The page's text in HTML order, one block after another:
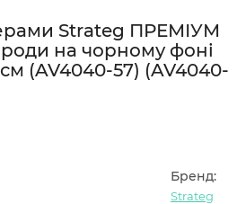
Strateg ПРЕМІУМ
на чорному фоні
(AV4040-57) (AV4040-
Бренд:
Strateg